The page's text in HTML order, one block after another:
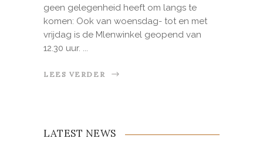
geen gelegenheid heeft om langs te
komen: Ook van woensdag- tot en met
vrijdag is de Mlenwinkel geopend van
12.30 uur.
LEES VERDER
LATEST NEWS